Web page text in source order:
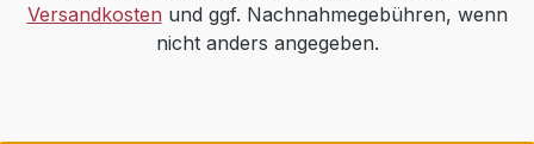
Versandkosten und ggf. Nachnahmegebühren, wenn
nicht anders angegeben.